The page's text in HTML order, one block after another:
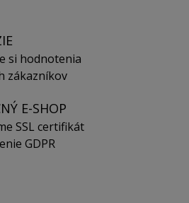
si hodnotenia
zákazníkov
E-SHOP
SSL certifikát
GDPR